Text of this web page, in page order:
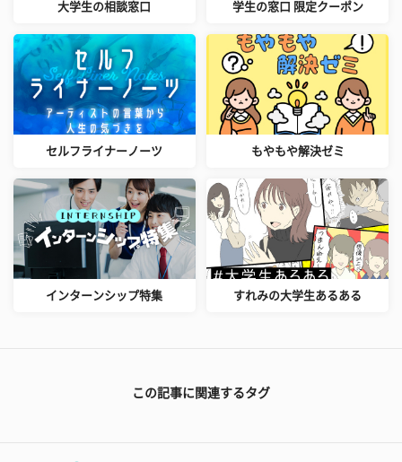
大学生の相談窓口 学生の窓口 限定クーポン
セルフライナーノーツ もやもや解決ゼミ
インターンシップ特集 すれみの大学生あるある
この記事に関連するタグ